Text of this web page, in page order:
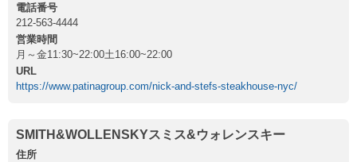
電話番号
212-563-4444
営業時間
月～金11:30~22:00土16:00~22:00
URL
https://www.patinagroup.com/nick-and-stefs-steakhouse-nyc/
SMITH&WOLLENSKYスミス&ウォレンスキー
住所